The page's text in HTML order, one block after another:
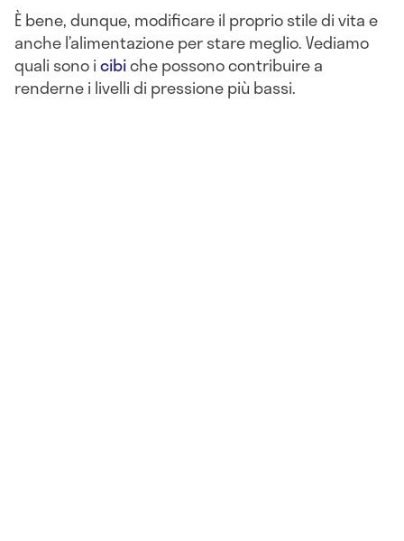
È bene, dunque, modificare il proprio stile di vita e
anche l’alimentazione per stare meglio. Vediamo
quali sono icibiche possono contribuire a
renderne i livelli di pressione più bassi.